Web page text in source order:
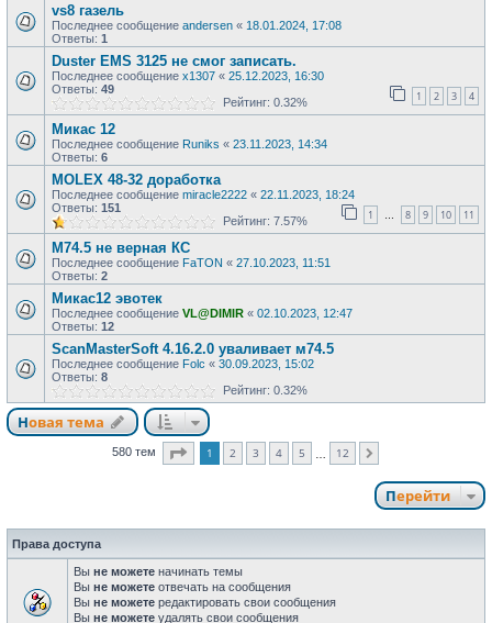
vs8 газель
Последнее сообщение andersen « 18.01.2024, 17:08
Ответы: 1
Duster EMS 3125 не смог записать.
Последнее сообщение x1307 « 25.12.2023, 16:30
Ответы: 49 1 2 3 4
Рейтинг: 0.32%
Микас 12
Последнее сообщение Runiks « 23.11.2023, 14:34
Ответы: 6
MOLEX 48-32 доработка
Последнее сообщение miracle2222 « 22.11.2023, 18:24
Ответы: 151 1 … 8 9 10 11
Рейтинг: 7.57%
М74.5 не верная КС
Последнее сообщение FaTON « 27.10.2023, 11:51
Ответы: 2
Микас12 эвотек
Последнее сообщение VL@DIMIR « 02.10.2023, 12:47
Ответы: 12
ScanMasterSoft 4.16.2.0 уваливает м74.5
Последнее сообщение Folc « 30.09.2023, 15:02
Ответы: 8
Рейтинг: 0.32%
Новая тема
580 тем Страница из
1 2 3 4 5 12
Перейти
Права доступа
Вы не можете начинать темы
Вы не можете отвечать на сообщения
Вы не можете редактировать свои сообщения
Вы не можете удалять свои сообщения